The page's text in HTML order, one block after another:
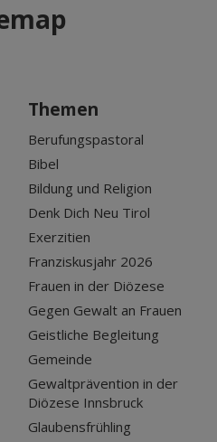
Themen
Berufungspastoral
Bibel
Bildung und Religion
Denk Dich Neu Tirol
Exerzitien
Franziskusjahr 2026
Frauen in der Diözese
Gegen Gewalt an Frauen
Geistliche Begleitung
Gemeinde
Gewaltprävention in der
Diözese Innsbruck
Glaubensfrühling